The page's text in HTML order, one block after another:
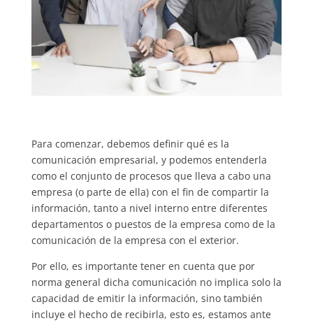
Para comenzar, debemos definir qué es la
comunicación empresarial, y podemos entenderla
como el conjunto de procesos que lleva a cabo una
empresa (o parte de ella) con el fin de compartir la
información, tanto a nivel interno entre diferentes
departamentos o puestos de la empresa como de la
comunicación de la empresa con el exterior.
Por ello, es importante tener en cuenta que por
norma general dicha comunicación no implica solo la
capacidad de emitir la información, sino también
incluye el hecho de recibirla, esto es, estamos ante